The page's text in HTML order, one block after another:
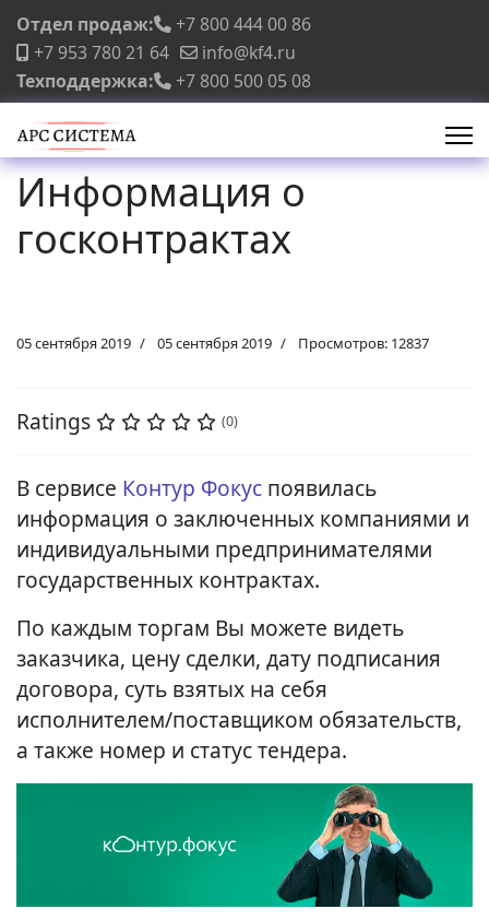
Отдел продаж:
+7 800 444 00 86
+7 953 780 21 64
info@kf4.ru
Техподдержка:
+7 800 500 05 08
Информация о
госконтрактах
05 сентября 2019 05 сентября 2019 Просмотров: 12837
Ratings (0)
В сервисе Контур Фокус появилась
информация о заключенных компаниями и
индивидуальными предпринимателями
государственных контрактах.
По каждым торгам Вы можете видеть
заказчика, цену сделки, дату подписания
договора, суть взятых на себя
исполнителем/поставщиком обязательств,
а также номер и статус тендера.